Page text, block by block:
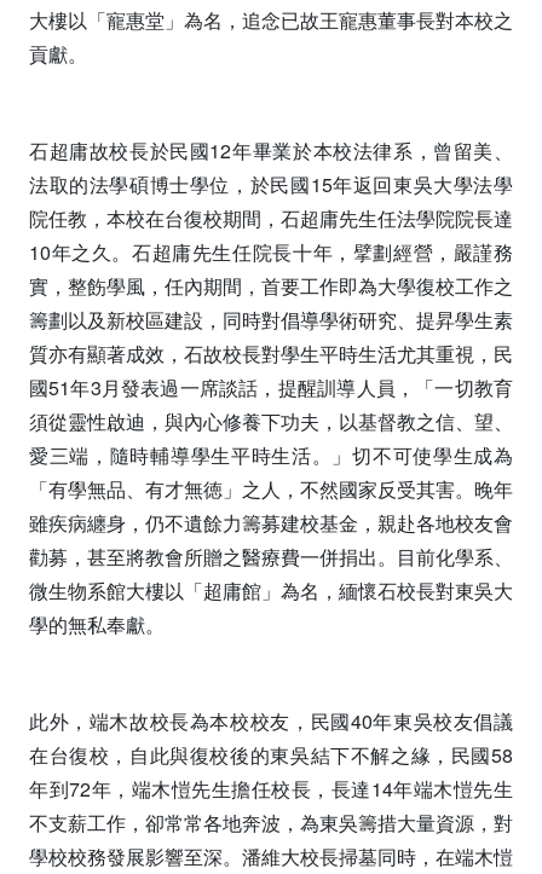
大樓以「寵惠堂」為名，追念已故王寵惠董事長對本校之
貢獻。
石超庸故校長於民國12年畢業於本校法律系，曾留美、
法取的法學碩博士學位，於民國15年返回東吳大學法學
院任教，本校在台復校期間，石超庸先生任法學院院長達
10年之久。石超庸先生任院長十年，擘劃經營，嚴謹務
實，整飭學風，任內期間，首要工作即為大學復校工作之
籌劃以及新校區建設，同時對倡導學術研究、提昇學生素
質亦有顯著成效，石故校長對學生平時生活尤其重視，民
國51年3月發表過一席談話，提醒訓導人員，「一切教育
須從靈性啟迪，與內心修養下功夫，以基督教之信、望、
愛三端，隨時輔導學生平時生活。」切不可使學生成為
「有學無品、有才無徳」之人，不然國家反受其害。晚年
雖疾病纏身，仍不遺餘力籌募建校基金，親赴各地校友會
勸募，甚至將教會所贈之醫療費一併捐出。目前化學系、
微生物系館大樓以「超庸館」為名，緬懷石校長對東吳大
學的無私奉獻。
此外，端木故校長為本校校友，民國40年東吳校友倡議
在台復校，自此與復校後的東吳結下不解之緣，民國58
年到72年，端木愷先生擔任校長，長達14年端木愷先生
不支薪工作，卻常常各地奔波，為東吳籌措大量資源，對
學校校務發展影響至深。潘維大校長掃墓同時，在端木愷